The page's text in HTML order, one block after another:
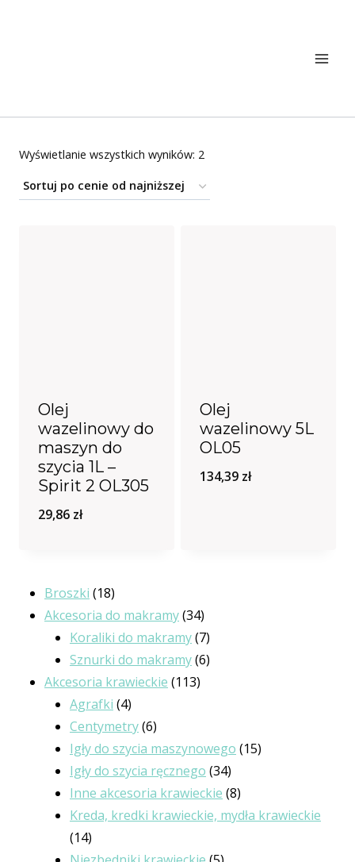
Wyświetlanie wszystkich wyników: 2
ceny:
Olej
wazelinowy do
maszyn do
szycia 1L –
Spirit 2 OL305
29,86 zł
Olej
wazelinowy 5L
OL05
134,39 zł
Broszki 1818
produktów
Akcesoria do makramy 3434
produkty
Koraliki do makramy 77
produktów
Sznurki do makramy 66
Akcesoria krawieckie 113113
Agrafki 44
produkty
Centymetry 66
produktów
Igły do szycia maszynowego 1515
Igły do szycia ręcznego 3434
produkty
Inne akcesoria krawieckie 88
produktów
Kreda, kredki krawieckie, mydła krawieckie
1414